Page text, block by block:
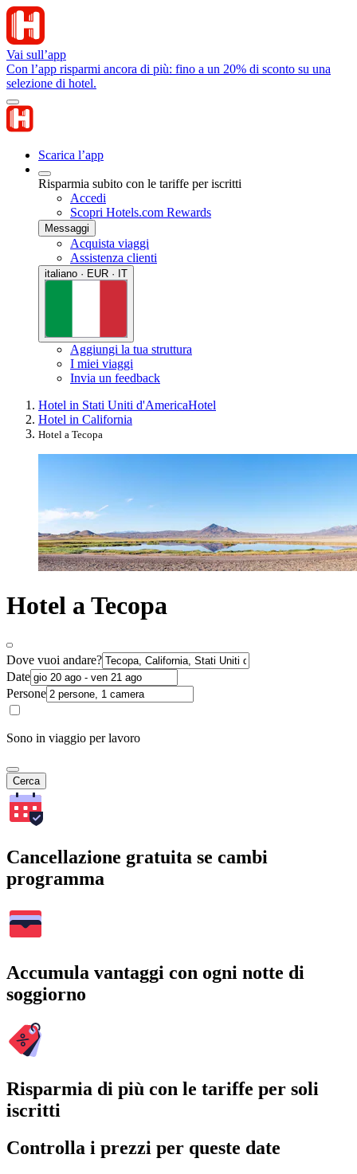
Vai sull’app
Con l’app risparmi ancora di più: fino a un 20% di sconto su una
selezione di hotel.
Scarica l’app
Risparmia subito con le tariffe per iscritti
Accedi
Scopri Hotels.com Rewards
Messaggi
Acquista viaggi
Assistenza clienti
italiano · EUR · IT
Aggiungi la tua struttura
I miei viaggi
Invia un feedback
Hotel in Stati Uniti d'AmericaHotel
Hotel in California
Hotel a Tecopa
Hotel a Tecopa
Dove vuoi andare?
Date
Persone
Sono in viaggio per lavoro
Cerca
Cancellazione gratuita se cambi
programma
Accumula vantaggi con ogni notte di
soggiorno
Risparmia di più con le tariffe per soli
iscritti
Controlla i prezzi per queste date